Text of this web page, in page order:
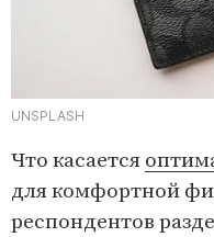
UNSPLASH
Что касается
для комфортной
респондентов